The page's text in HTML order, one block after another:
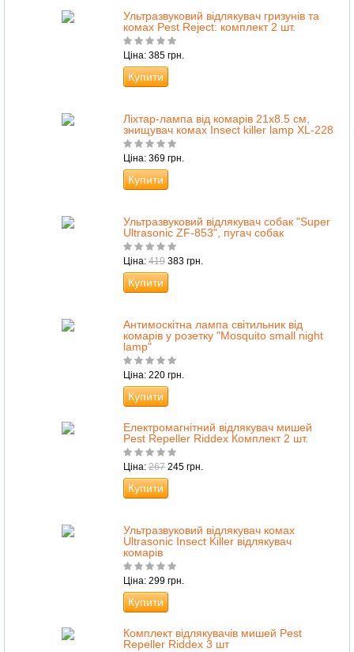
Ультразвуковий відлякувач гризунів та
комах Pest Reject: комплект 2 шт.
Ціна: 385 грн.
Купити
Ліхтар-лампа від комарів 21х8.5 см,
знищувач комах Insect killer lamp XL-228
Ціна: 369 грн.
Купити
Ультразвуковий відлякувач собак "Super
Ultrasonic ZF-853", пугач собак
Ціна: 419 383 грн.
Купити
Антимоскітна лампа світильник від
комарів у розетку "Mosquito small night
lamp"
Ціна: 220 грн.
Купити
Електромагнітний відлякувач мишей
Pest Repeller Riddex Комплект 2 шт.
Ціна: 267 245 грн.
Купити
Ультразвуковий відлякувач комах
Ultrasonic Insect Killer відлякувач
комарів
Ціна: 299 грн.
Купити
Комплект відлякувачів мишей Pest
Repeller Riddex 3 шт